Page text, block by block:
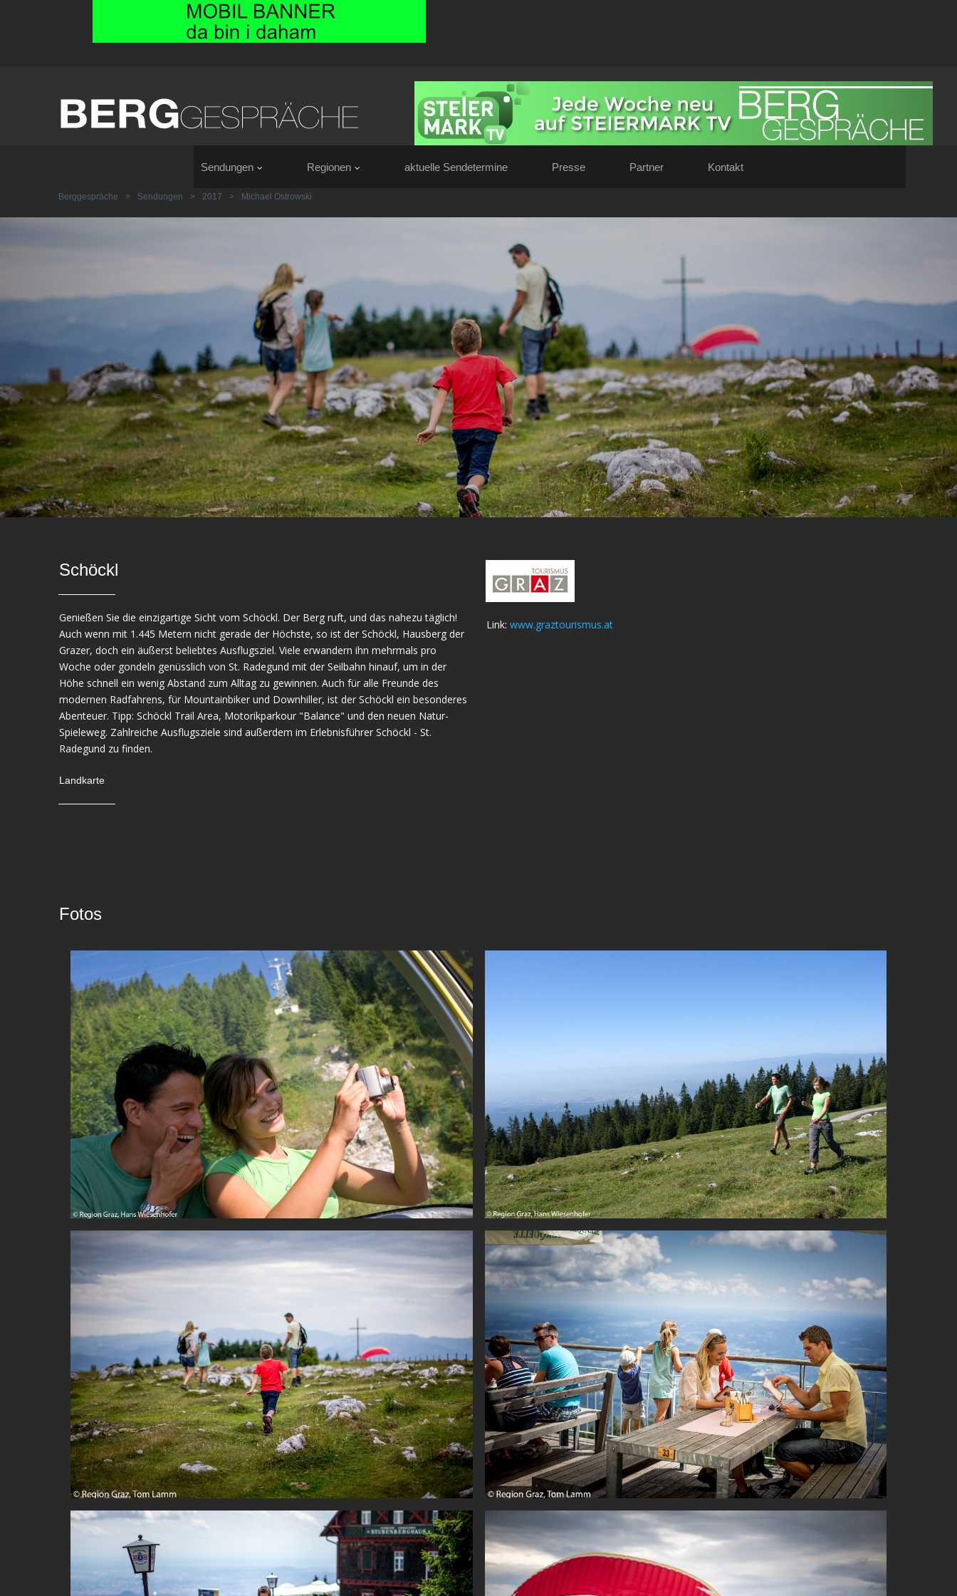
Sendungen Regionen aktuelle Sendetermine Presse Partner Kontakt
Berggespräche > Sendungen > 2017 > Michael Ostrowski
Schöckl
Genießen Sie die einzigartige Sicht vom Schöckl. Der Berg ruft, und das nahezu täglich!
Auch wenn mit 1.445 Metern nicht gerade der Höchste, so ist der Schöckl, Hausberg der
Grazer, doch ein äußerst beliebtes Ausflugsziel. Viele erwandern ihn mehrmals pro
Woche oder gondeln genüsslich von St. Radegund mit der Seilbahn hinauf, um in der
Höhe schnell ein wenig Abstand zum Alltag zu gewinnen. Auch für alle Freunde des
modernen Radfahrens, für Mountainbiker und Downhiller, ist der Schöckl ein besonderes
Abenteuer. Tipp: Schöckl Trail Area, Motorikparkour "Balance" und den neuen Natur-
Spieleweg. Zahlreiche Ausflugsziele sind außerdem im Erlebnisführer Schöckl - St.
Radegund zu finden.
Landkarte
Link: www.graztourismus.at
Fotos